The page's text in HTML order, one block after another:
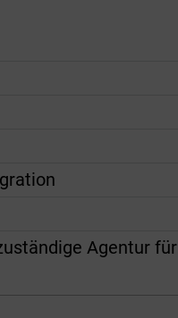
Agentur für